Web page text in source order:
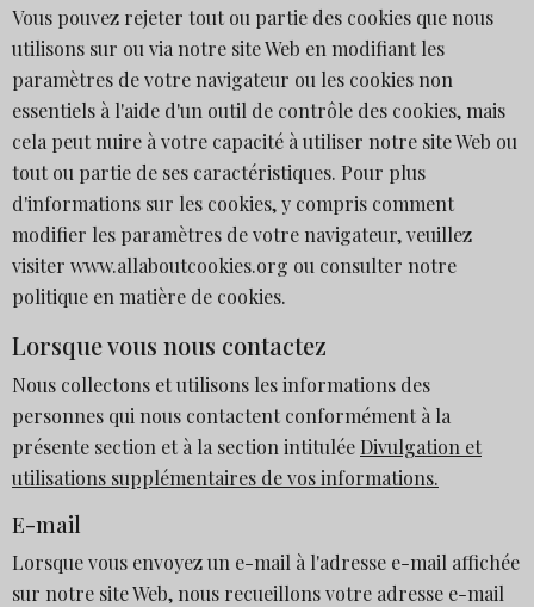
Vous pouvez rejeter tout ou partie des cookies que nous
utilisons sur ou via notre site Web en modifiant les
paramètres de votre navigateur ou les cookies non
essentiels à l'aide d'un outil de contrôle des cookies, mais
cela peut nuire à votre capacité à utiliser notre site Web ou
tout ou partie de ses caractéristiques. Pour plus
d'informations sur les cookies, y compris comment
modifier les paramètres de votre navigateur, veuillez
visiter www.allaboutcookies.org ou consulter notre
politique en matière de cookies.
Lorsque vous nous contactez
Nous collectons et utilisons les informations des
personnes qui nous contactent conformément à la
présente section et à la section intitulée Divulgation et
utilisations supplémentaires de vos informations.
E-mail
Lorsque vous envoyez un e-mail à l'adresse e-mail affichée
sur notre site Web, nous recueillons votre adresse e-mail